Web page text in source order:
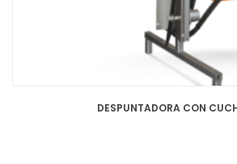
DESPUNTADORA CON